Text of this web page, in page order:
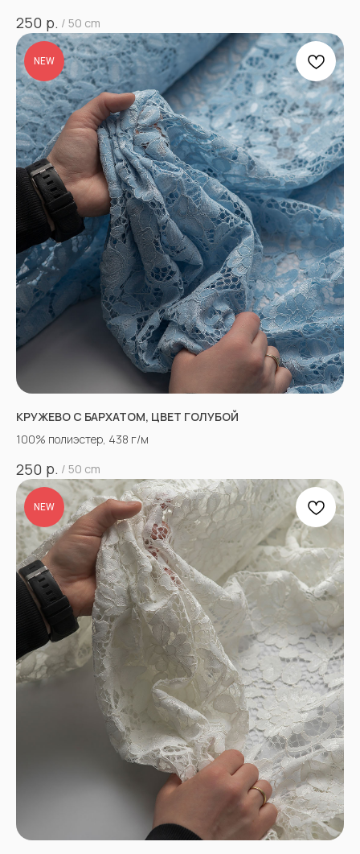
250 р. / 50 cm
NEW
КРУЖЕВО С БАРХАТОМ, ЦВЕТ ГОЛУБОЙ
100% полиэстер, 438 г/м
250 р. / 50 cm
NEW